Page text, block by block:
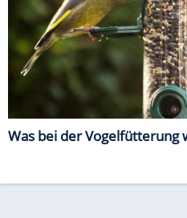
Was bei der Vogelfütterung